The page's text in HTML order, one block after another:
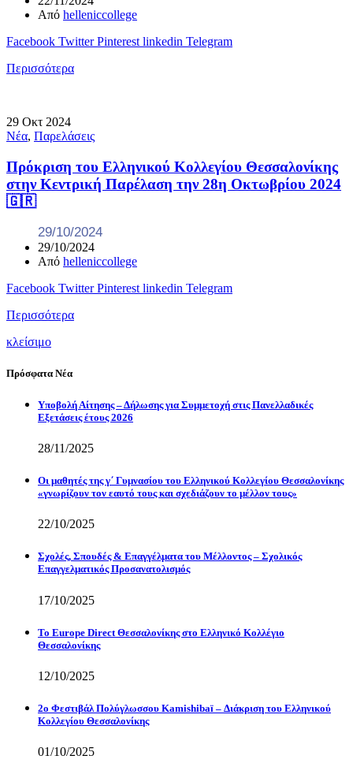
Από helleniccollege
Facebook Twitter Pinterest linkedin Telegram
Περισσότερα
29 Οκτ 2024
Νέα, Παρελάσεις
Πρόκριση του Ελληνικού Κολλεγίου Θεσσαλονίκης
στην Κεντρική Παρέλαση την 28η Οκτωβρίου 2024
🇬🇷
29/10/2024
29/10/2024
Από helleniccollege
Facebook Twitter Pinterest linkedin Telegram
Περισσότερα
κλείσιμο
Πρόσφατα Νέα
Υποβολή Αίτησης – Δήλωσης για Συμμετοχή στις Πανελλαδικές
Εξετάσεις έτους 2026
28/11/2025
Οι μαθητές της γ΄ Γυμνασίου του Ελληνικού Κολλεγίου Θεσσαλονίκης
«γνωρίζουν τον εαυτό τους και σχεδιάζουν το μέλλον τους»
22/10/2025
Σχολές, Σπουδές & Επαγγέλματα του Μέλλοντος – Σχολικός
Επαγγελματικός Προσανατολισμός
17/10/2025
Το Europe Direct Θεσσαλονίκης στο Ελληνικό Κολλέγιο
Θεσσαλονίκης
12/10/2025
2ο Φεστιβάλ Πολύγλωσσου Kamishibaï – Διάκριση του Ελληνικού
Κολλεγίου Θεσσαλονίκης
01/10/2025